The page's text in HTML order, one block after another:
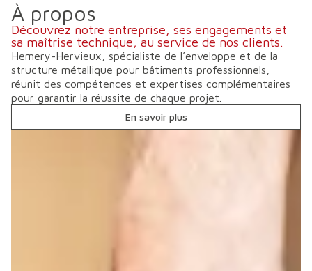
À propos
Découvrez notre entreprise, ses engagements et
sa maîtrise technique, au service de nos clients.
Hemery-Hervieux, spécialiste de l’enveloppe et de la
structure métallique pour bâtiments professionnels,
réunit des compétences et expertises complémentaires
pour garantir la réussite de chaque projet.
En savoir plus